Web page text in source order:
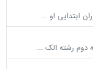
ابتدایی او ...
دوم رشته الک ...